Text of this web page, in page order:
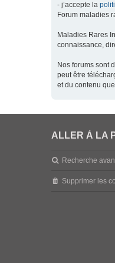
- j’accepte la
Forum maladies
Maladies Rares
connaissance,
Nos forums sont
peut être
et du contenu
ALLER À LA
Recherche
Supprimer les